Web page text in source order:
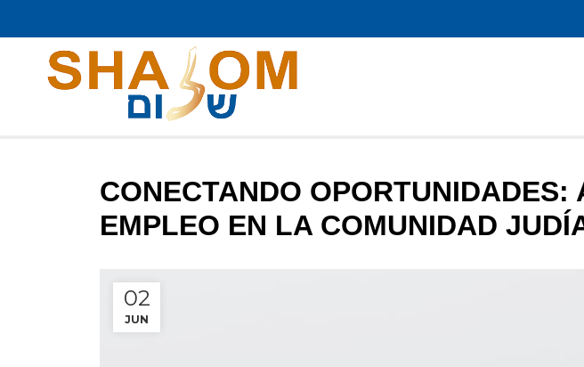
CONECTANDO
EMPLEO EN LA COMUNIDAD
02
JUN